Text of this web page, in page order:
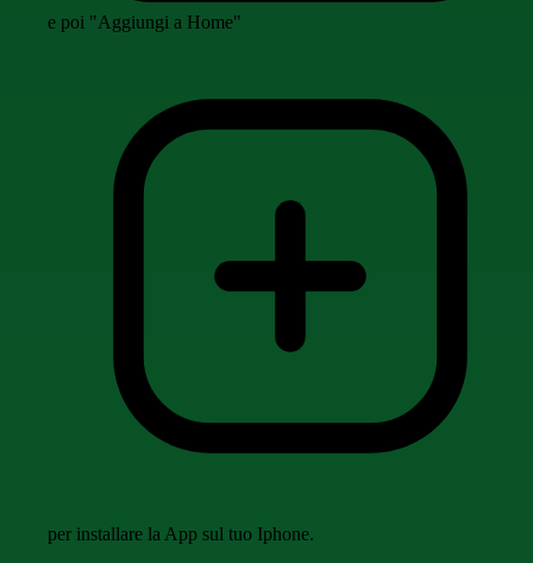
e poi "Aggiungi a Home"
per installare la App sul tuo Iphone.